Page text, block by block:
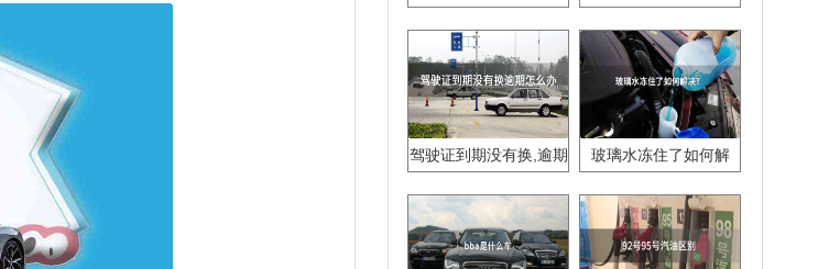
驾驶证到期没有换,逾期
玻璃水冻住了如何解